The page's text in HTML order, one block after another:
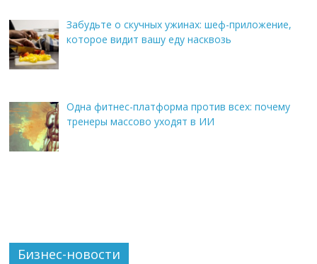
Забудьте о скучных ужинах: шеф-приложение,
которое видит вашу еду насквозь
Одна фитнес-платформа против всех: почему
тренеры массово уходят в ИИ
Бизнес-новости